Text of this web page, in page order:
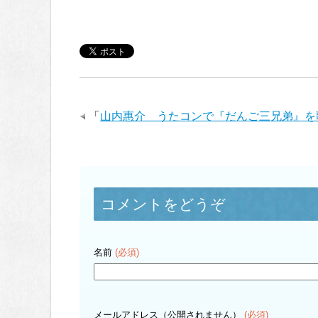
「 山内惠介 うたコンで『だんご三兄弟』を
コメントをどうぞ
名前 (必須)
メールアドレス（公開されません） (必須)